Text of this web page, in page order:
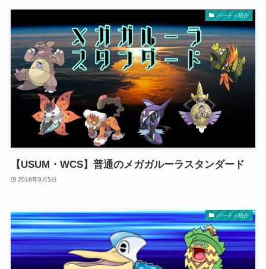
パーティ紹介
【USUM・WCS】普通のメガガルーラスタンダード
2018年9月5日
パーティ紹介